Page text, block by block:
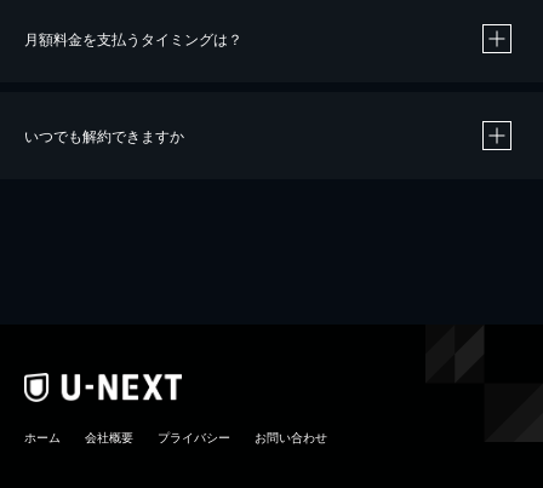
※40％ポイント還元の対象は、クレジットカード決済による作品の購入 / レンタルです。
iOSアプリのUコイン決済による作品の購入 / レンタルは、20％のポイント還元です。
月額料金を支払うタイミングは？
いつでも解約できますか
ホーム 会社概要 プライバシー お問い合わせ